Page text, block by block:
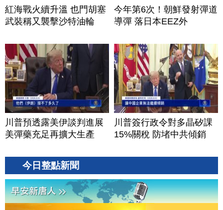
紅海戰火續升溫 也門胡塞
武裝稱又襲擊沙特油輪
今年第6次！朝鮮發射彈道
導彈 落日本EEZ外
川普預透露美伊談判進展
美彈藥充足再擴大生產
川普簽行政令對多晶矽課
15%關稅 防堵中共傾銷
今日整點新聞